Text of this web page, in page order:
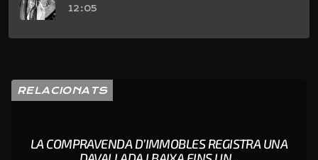
12:05
RELACIONATS
LA COMPRAVENDA D’IMMOBLES REGISTRA UNA